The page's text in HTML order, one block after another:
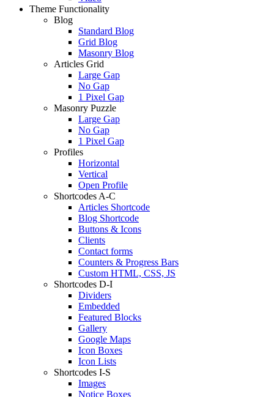
Theme Functionality
Blog
Standard Blog
Grid Blog
Masonry Blog
Articles Grid
Large Gap
No Gap
1 Pixel Gap
Masonry Puzzle
Large Gap
No Gap
1 Pixel Gap
Profiles
Horizontal
Vertical
Open Profile
Shortcodes A-C
Articles Shortcode
Blog Shortcode
Buttons & Icons
Clients
Contact forms
Counters & Progress Bars
Custom HTML, CSS, JS
Shortcodes D-I
Dividers
Embedded
Featured Blocks
Gallery
Google Maps
Icon Boxes
Icon Lists
Shortcodes I-S
Images
Notice Boxes